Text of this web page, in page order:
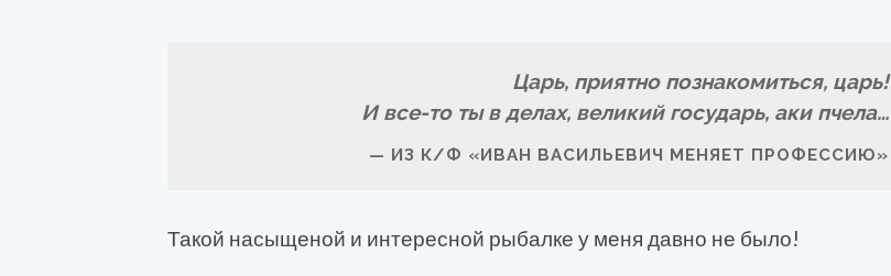
Царь, приятно познакомиться, царь!
И все-то ты в делах, великий государь, аки пчела…
ИЗ К/Ф «ИВАН ВАСИЛЬЕВИЧ МЕНЯЕТ ПРОФЕССИЮ»
Такой насыщеной и интересной рыбалке у меня давно не было!